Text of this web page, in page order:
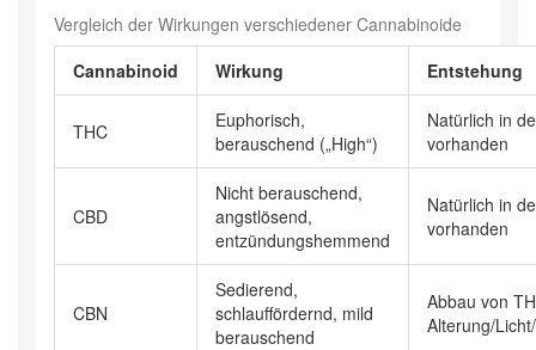
Vergleich der Wirkungen verschiedener Cannabinoide
Cannabinoid
Wirkung Entstehung
THC
Euphorisch,
berauschend („High“)
Natürlich in
vorhanden
CBD
Nicht berauschend,
angstlösend,
entzündungshemmend
Natürlich in
vorhanden
CBN
Sedierend,
schlauffördernd, mild
berauschend
Abbau von
Alterung/